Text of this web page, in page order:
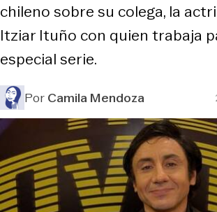
chileno sobre su colega, la
Itziar Ituño con quien trabaja
especial serie.
PorCamila Mendoza